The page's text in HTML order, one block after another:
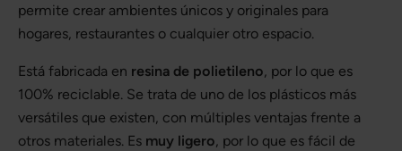
permite crear ambientes únicos y originales para
hogares, restaurantes o cualquier otro espacio.
Está fabricada en resina de polietileno, por lo que es
100% reciclable. Se trata de uno de los plásticos más
versátiles que existen, con múltiples ventajas frente a
otros materiales. Es muy ligero, por lo que es fácil de